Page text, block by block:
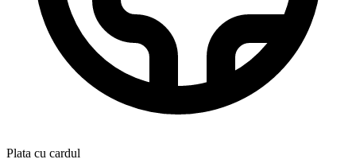
Plata cu cardul